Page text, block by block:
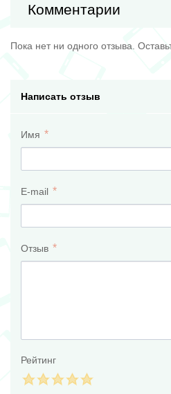
Комментарии
Пока нет ни одного отзыва.
Написать отзыв
Имя
E-mail
Отзыв
Рейтинг